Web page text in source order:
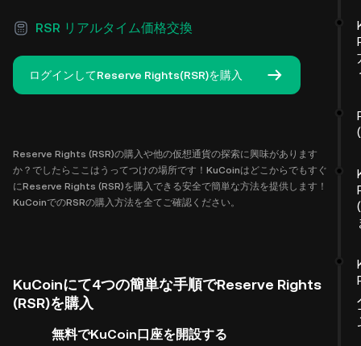
RSR リアルタイム価格交換
ログインしてReserve Rights(RSR)を購入
Reserve Rights (RSR)の購入や他の仮想通貨の探索に興味があります
か？でしたらここはうってつけの場所です！KuCoinはどこからでもすぐ
にReserve Rights (RSR)を購入できる安全で簡単な方法を提供します！
KuCoinでのRSRの購入方法を全てご確認ください。
KuCoinにて4つの簡単な手順でReserve Rights
(RSR)を購入
無料でKuCoin口座を開設する